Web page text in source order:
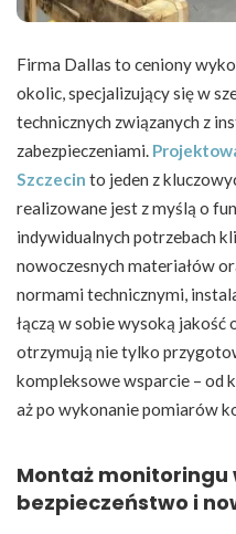
Firma Dallas to ceniony
okolic, specjalizujący się w
technicznych związanych z
zabezpieczeniami.
Szczecin to jeden z
realizowane jest z myślą o
indywidualnych potrzebach
nowoczesnych materiałów
normami technicznymi,
łączą w sobie wysoką jakość
otrzymują nie tylko
kompleksowe wsparcie – od
aż po wykonanie pomiarów
Montaż monitoringu
bezpieczeństwo i